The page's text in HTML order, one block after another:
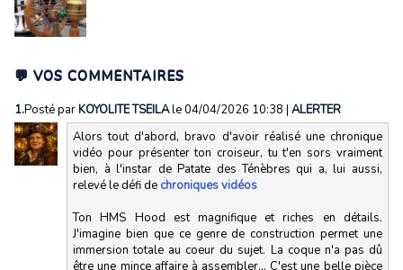
💬 VOS COMMENTAIRES
1.Posté parKOYOLITE TSEILAle 04/04/2026 10:38 | ALERTER
Alors tout d'abord, bravo d'avoir réalisé une chronique
vidéo pour présenter ton croiseur, tu t'en sors vraiment
bien, à l'instar de Patate des Ténèbres qui a, lui aussi,
relevé le défi de chroniques vidéos
Ton HMS Hood est magnifique et riches en détails.
J'imagine bien que ce genre de construction permet une
immersion totale au coeur du sujet. La coque n'a pas dû
être une mince affaire à assembler... C'est une belle pièce